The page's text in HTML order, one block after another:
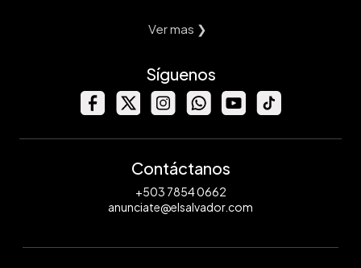
Ver mas ❯
Síguenos
Contáctanos
+503 7854 0662
anunciate@elsalvador.com